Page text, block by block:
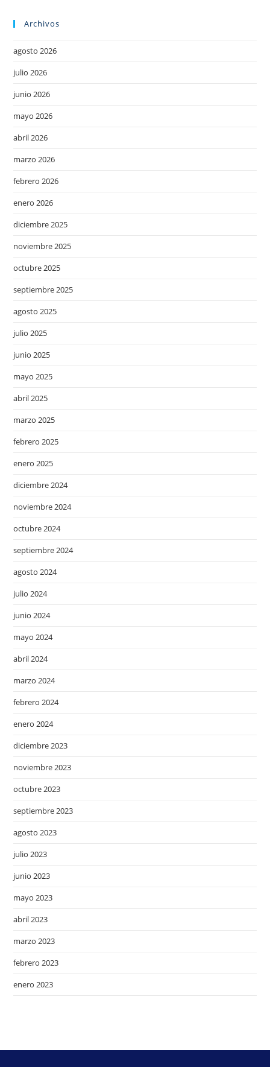
Archivos
agosto 2026
julio 2026
junio 2026
mayo 2026
abril 2026
marzo 2026
febrero 2026
enero 2026
diciembre 2025
noviembre 2025
octubre 2025
septiembre 2025
agosto 2025
julio 2025
junio 2025
mayo 2025
abril 2025
marzo 2025
febrero 2025
enero 2025
diciembre 2024
noviembre 2024
octubre 2024
septiembre 2024
agosto 2024
julio 2024
junio 2024
mayo 2024
abril 2024
marzo 2024
febrero 2024
enero 2024
diciembre 2023
noviembre 2023
octubre 2023
septiembre 2023
agosto 2023
julio 2023
junio 2023
mayo 2023
abril 2023
marzo 2023
febrero 2023
enero 2023